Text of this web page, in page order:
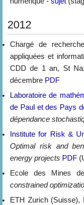
2012
Chargé de
appliquées et
CDD de 1 an, St
décembre PDF
Laboratoire de
de Paul et des Pays
dépendance
Institute for Risk &
Optimal risk and
energy projects PDF
Ecole des Mines
constrained
ETH Zurich (Suisse),